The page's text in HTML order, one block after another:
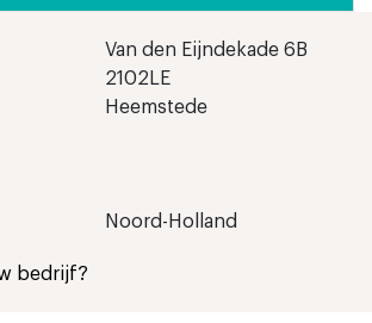
Van den Eijndekade 6B
2102LE
Heemstede
Noord-Holland
bedrijf?